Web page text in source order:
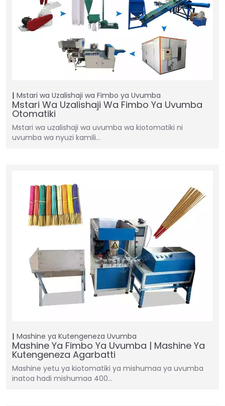
Mstari wa Uzalishaji wa Fimbo ya Uvumba
Mstari Wa Uzalishaji Wa Fimbo Ya Uvumba
Otomatiki
Mstari wa uzalishaji wa uvumba wa kiotomatiki ni
uvumba wa nyuzi kamili…
Mashine ya Kutengeneza Uvumba
Mashine Ya Fimbo Ya Uvumba | Mashine Ya
Kutengeneza Agarbatti
Mashine yetu ya kiotomatiki ya mishumaa ya uvumba
inatoa hadi mishumaa 400…